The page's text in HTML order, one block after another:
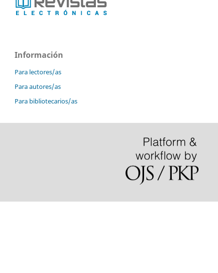
Información
Para lectores/as
Para autores/as
Para bibliotecarios/as